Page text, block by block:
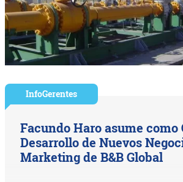
InfoGerentes
Facundo Haro asume como
Desarrollo de Nuevos
Marketing de B&B Global